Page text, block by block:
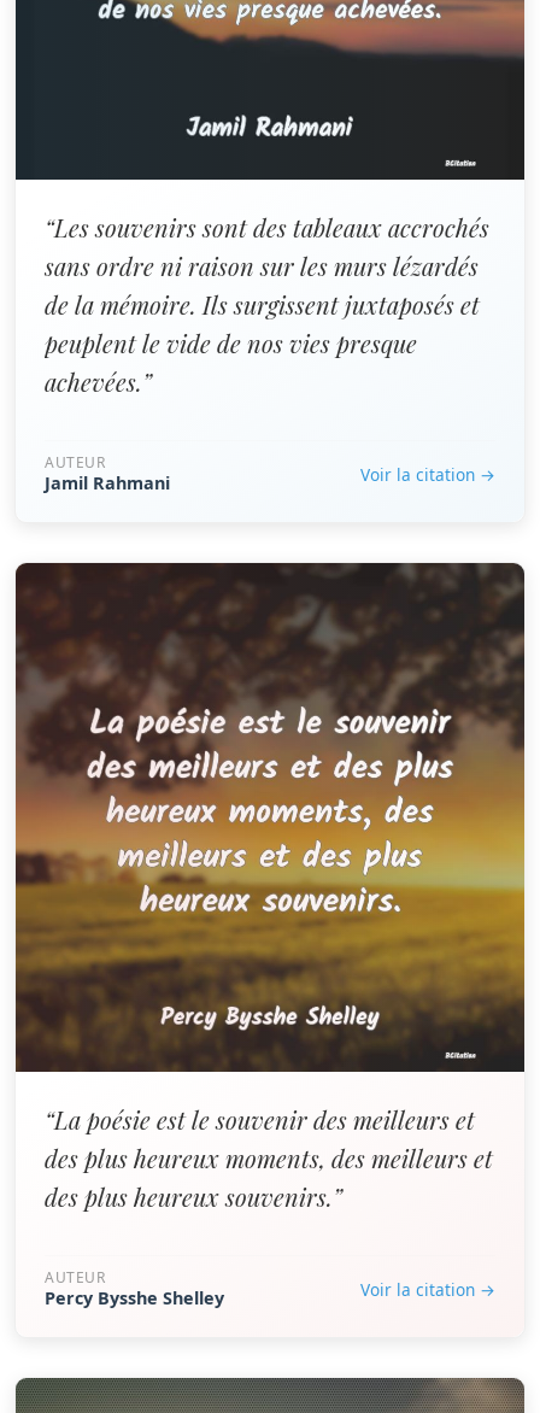
“Les souvenirs sont des tableaux accrochés
sans ordre ni raison sur les murs lézardés
de la mémoire. Ils surgissent juxtaposés et
peuplent le vide de nos vies presque
achevées.”
AUTEUR
Jamil Rahmani Voir la citation →
“La poésie est le souvenir des meilleurs et
des plus heureux moments, des meilleurs et
des plus heureux souvenirs.”
AUTEUR
Percy Bysshe Shelley Voir la citation →